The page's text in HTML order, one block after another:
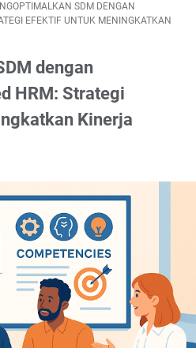
SDM DENGAN
EFEKTIF UNTUK MENINGKATKAN
dengan
HRM: Strategi
Kinerja